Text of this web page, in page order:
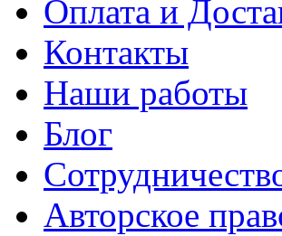
Оплата и
Контакты
Наши работы
Блог
Авторское